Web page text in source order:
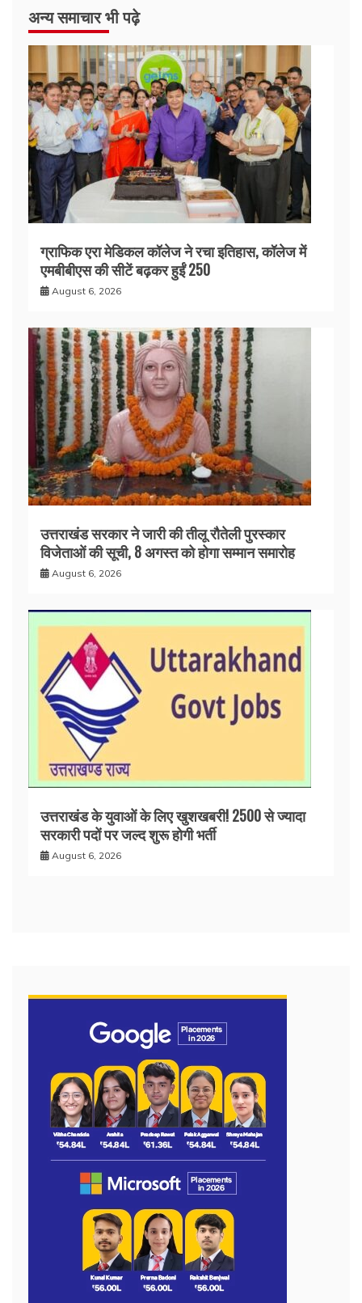
अन्य समाचार भी पढ़े
ग्राफिक एरा मेडिकल कॉलेज ने रचा इतिहास, कॉलेज में
एमबीबीएस की सीटें बढ़कर हुईं 250
August 6, 2026
उत्तराखंड सरकार ने जारी की तीलू रौतेली पुरस्कार
विजेताओं की सूची, 8 अगस्त को होगा सम्मान समारोह
August 6, 2026
उत्तराखंड के युवाओं के लिए खुशखबरी! 2500 से ज्यादा
सरकारी पदों पर जल्द शुरू होगी भर्ती
August 6, 2026